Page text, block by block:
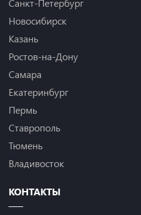
Санкт-Петербург
Новосибирск
Казань
Ростов-на-Дону
Самара
Екатеринбург
Пермь
Ставрополь
Тюмень
Владивосток
КОНТАКТЫ